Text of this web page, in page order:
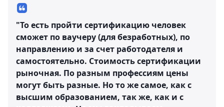
"То есть пройти сертификацию человек
сможет по ваучеру (для безработных), по
направлению и за счет работодателя и
самостоятельно. Стоимость сертификации
рыночная. По разным профессиям цены
могут быть разные. Но то же самое, как с
высшим образованием, так же, как и с